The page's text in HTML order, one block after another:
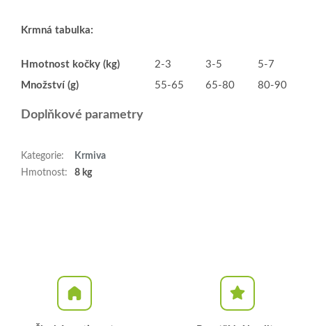
Krmná tabulka:
Hmotnost kočky (kg) 2-3 3-5
5-7
Množství (g)
55-65 65-80 80-90
Doplňkové parametry
Kategorie:
Krmiva
Hmotnost: 8 kg